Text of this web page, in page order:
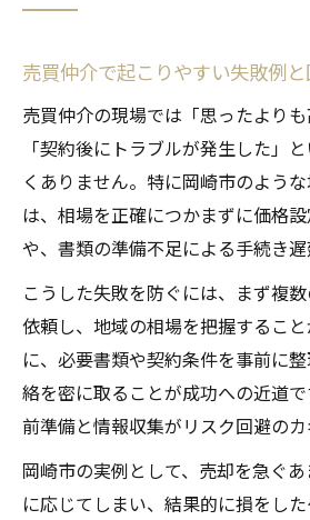
売買仲介で信頼されるた
売買仲介担当者と良好な
不動産の三大タブーを防ぐ実
売買仲介で避けるべき三
不動産売買仲介でタブー
法
売買仲介の三大タブーを
媒介契約違反や情報隠蔽
売買仲介におけるタブー
愛知県岡崎市で安心取引を進
売買仲介を岡崎市で安全
ント
売買仲介で起こりやすい失敗例
売買仲介の現場では「思ったよりも
「契約後にトラブルが発生した」
くありません。特に岡崎市のよう
は、相場を正確につかまずに価格
や、書類の準備不足による手続き遅
こうした失敗を防ぐには、まず複
依頼し、地域の相場を把握するこ
に、必要書類や契約条件を事前に
絡を密に取ることが成功への近道
前準備と情報収集がリスク回避のカ
岡崎市の実例として、売却を急ぐ
に応じてしまい、結果的に損をした